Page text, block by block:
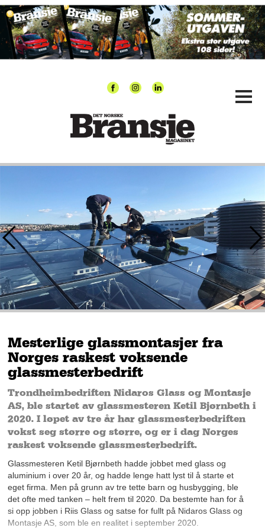
Mesterlige glassmontasjer fra
Norges raskest voksende
glassmesterbedrift
Trondheimbedriften Nidaros Glass og Montasje
AS, ble startet av glassmesteren Ketil Bjørnbeth i
2020. I løpet av tre år har glassmesterbedriften
vokst seg større og større, og er i dag Norges
raskest voksende glassmesterbedrift.
Glassmesteren Ketil Bjørnbeth hadde jobbet med glass og
aluminium i over 20 år, og hadde lenge hatt lyst til å starte et
eget firma. Men på grunn av tre tette barn og husbygging, ble
det ofte med tanken – helt frem til 2020. Da bestemte han for å
si opp jobben i Riis Glass og satse for fullt på Nidaros Glass og
Montasje AS, som ble en realitet i september 2020.